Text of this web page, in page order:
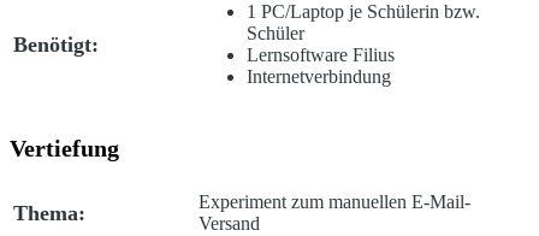
Benötigt:
1 PC/Laptop je Schülerin bzw.
Schüler
Lernsoftware Filius
Internetverbindung
Vertiefung
Thema:
Experiment zum manuellen E-Mail-
Versand